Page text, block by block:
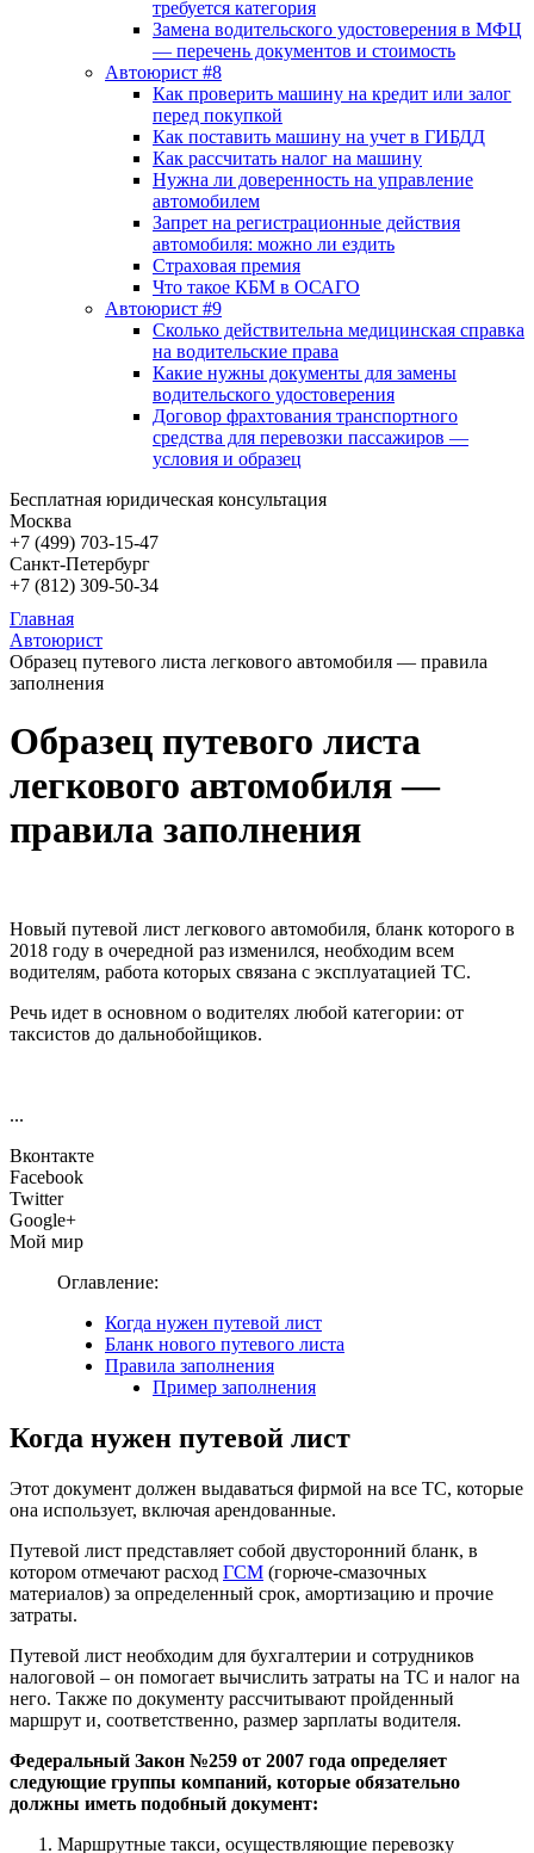
требуется категория
Замена водительского удостоверения в МФЦ
— перечень документов и стоимость
Автоюрист #8
Как проверить машину на кредит или залог
перед покупкой
Как поставить машину на учет в ГИБДД
Как рассчитать налог на машину
Нужна ли доверенность на управление
автомобилем
Запрет на регистрационные действия
автомобиля: можно ли ездить
Страховая премия
Что такое КБМ в ОСАГО
Автоюрист #9
Сколько действительна медицинская справка
на водительские права
Какие нужны документы для замены
водительского удостоверения
Договор фрахтования транспортного
средства для перевозки пассажиров —
условия и образец
Бесплатная юридическая консультация
Москва
+7 (499) 703-15-47
Санкт-Петербург
+7 (812) 309-50-34
Главная
Автоюрист
Образец путевого листа легкового автомобиля — правила
заполнения
Образец путевого листа
легкового автомобиля —
правила заполнения
Новый путевой лист легкового автомобиля, бланк которого в
2018 году в очередной раз изменился, необходим всем
водителям, работа которых связана с эксплуатацией ТС.
Речь идет в основном о водителях любой категории: от
таксистов до дальнобойщиков.
...
Вконтакте
Facebook
Twitter
Google+
Мой мир
Оглавление:
Когда нужен путевой лист
Бланк нового путевого листа
Правила заполнения
Пример заполнения
Когда нужен путевой лист
Этот документ должен выдаваться фирмой на все ТС, которые
она использует, включая арендованные.
Путевой лист представляет собой двусторонний бланк, в
котором отмечают расход ГСМ (горюче-смазочных
материалов) за определенный срок, амортизацию и прочие
затраты.
Путевой лист необходим для бухгалтерии и сотрудников
налоговой – он помогает вычислить затраты на ТС и налог на
него. Также по документу рассчитывают пройденный
маршрут и, соответственно, размер зарплаты водителя.
Федеральный Закон №259 от 2007 года определяет
следующие группы компаний, которые обязательно
должны иметь подобный документ:
Маршрутные такси, осуществляющие перевозку